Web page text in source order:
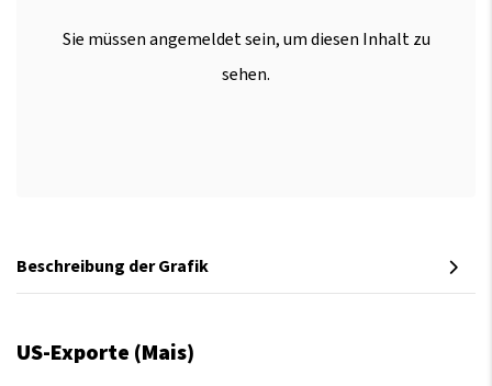
Sie müssen angemeldet sein, um diesen Inhalt zu
sehen.
Beschreibung der Grafik
US-Exporte (Mais)